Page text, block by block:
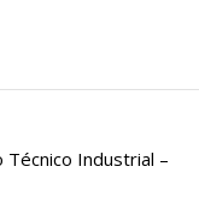
Industrial –